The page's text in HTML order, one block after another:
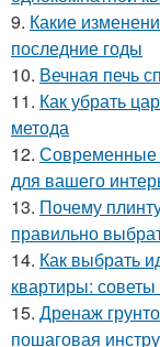
9. Какие
последние годы
10. Вечная печь
11. Как убрать
метода
12. Современные
для вашего
13. Почему
правильно
14. Как выбрать
квартиры:
15. Дренаж
пошаговая